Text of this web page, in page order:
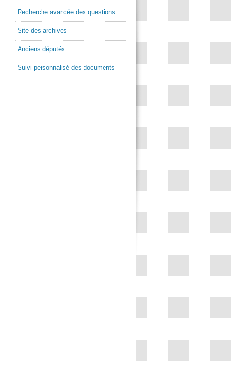
Recherche avancée des questions
Site des archives
Anciens députés
Suivi personnalisé des documents